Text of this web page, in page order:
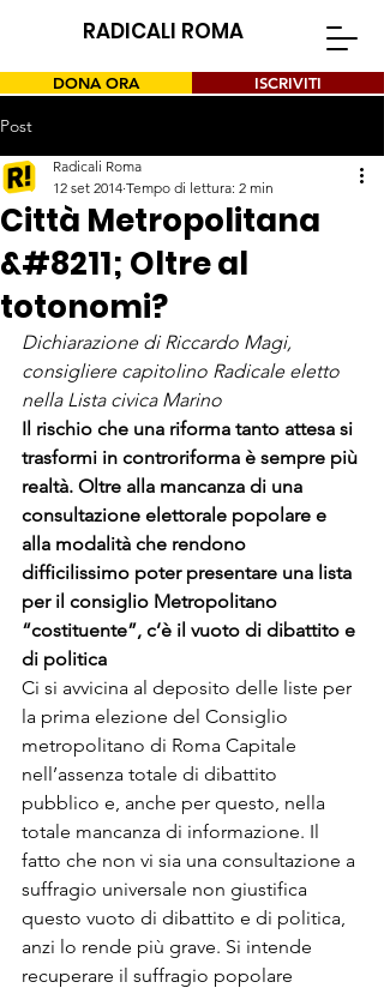
RADICALI ROMA
DONA ORA ISCRIVITI
Post
Città Metropolitana
&#8211; Oltre al
totonomi?
Radicali Roma
12 set 2014 Tempo di lettura: 2 min
Dichiarazione di Riccardo Magi,
consigliere capitolino Radicale eletto
nella Lista civica Marino
Il rischio che una riforma tanto attesa si
trasformi in controriforma è sempre più
realtà. Oltre alla mancanza di una
consultazione elettorale popolare e
alla modalità che rendono
difficilissimo poter presentare una lista
per il consiglio Metropolitano
“costituente”, c’è il vuoto di dibattito e
di politica
Ci si avvicina al deposito delle liste per
la prima elezione del Consiglio
metropolitano di Roma Capitale
nell’assenza totale di dibattito
pubblico e, anche per questo, nella
totale mancanza di informazione. Il
fatto che non vi sia una consultazione a
suffragio universale non giustifica
questo vuoto di dibattito e di politica,
anzi lo rende più grave. Si intende
recuperare il suffragio popolare